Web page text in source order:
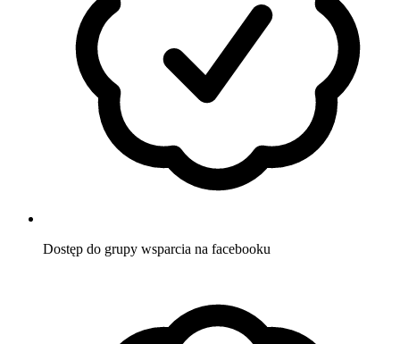
Dostęp do grupy wsparcia na facebooku